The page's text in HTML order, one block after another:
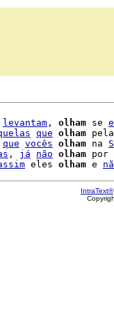
levantam , olham se
que olham
que vocês olham na
, já não olham por
eles olham e
IntraText®